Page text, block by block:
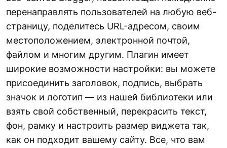
перенаправлять пользователей на любую веб-
страницу, поделитесь URL-адресом, своим
местоположением, электронной почтой,
файлом и многим другим. Плагин имеет
широкие возможности настройки: вы можете
присоединить заголовок, подпись, выбрать
значок и логотип — из нашей библиотеки или
взять свой собственный, перекрасить текст,
фон, рамку и настроить размер виджета так,
как он подходит вашему сайту. Все, что вам